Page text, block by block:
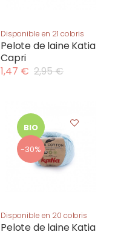
Disponible en 21 coloris
Pelote de laine Katia
Capri
1,47 € 2,95 €
BIO
-30%
Disponible en 20 coloris
Pelote de laine Katia